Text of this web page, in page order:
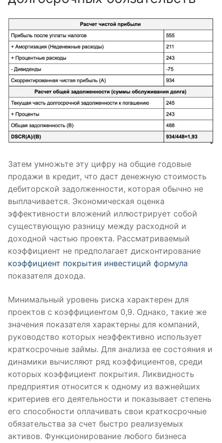
Затем умножьте эту цифру на общие годовые
продажи в кредит, что даст денежную стоимость
дебиторской задолженности, которая обычно не
выплачивается. Экономическая оценка
эффективности вложений иллюстрирует собой
существующую разницу между расходной и
доходной частью проекта. Рассматриваемый
коэффициент не предполагает дисконтирование
коэффициент покрытия инвестиций формула
показателя дохода.
Минимальный уровень риска характерен для
проектов с коэффициентом 0,9. Однако, такие же
значения показателя характерны для компаний,
руководство которых неэффективно использует
краткосрочные займы. Для анализа ее состояния и
динамики вычисляют ряд коэффициентов, среди
которых коэффициент покрытия. Ликвидность
предприятия относится к одному из важнейших
критериев его деятельности и показывает степень
его способности оплачивать свои краткосрочные
обязательства за счет быстро реализуемых
активов. Функционирование любого бизнеса